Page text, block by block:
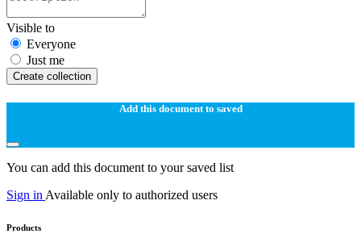
Visible to
Everyone
Just me
Create collection
Add this document to saved
You can add this document to your saved list
Sign in Available only to authorized users
Products